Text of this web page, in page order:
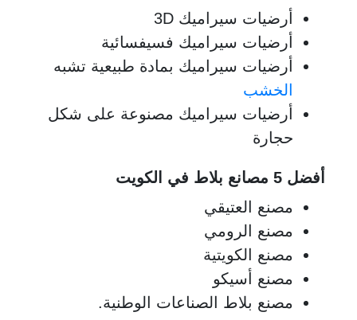
أرضيات سيراميك 3D
أرضيات سيراميك فسيفسائية
أرضيات سيراميك بمادة طبيعية تشبه
الخشب
أرضيات سيراميك مصنوعة على شكل
حجارة
أفضل 5 مصانع بلاط في الكويت
مصنع العتيقي
مصنع الرومي
مصنع الكويتية
مصنع أسيكو
مصنع بلاط الصناعات الوطنية.